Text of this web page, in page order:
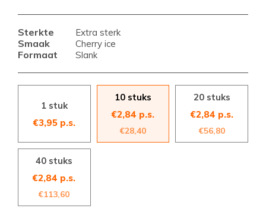
Sterkte Extra sterk
Smaak Cherry ice
Formaat Slank
1 stuk
€3,95 p.s.
10 stuks
€2,84 p.s.
€28,40
20 stuks
€2,84 p.s.
€56,80
40 stuks
€2,84 p.s.
€113,60